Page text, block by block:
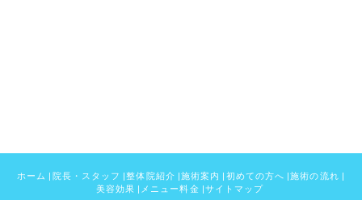
ホーム | 院長・スタッフ |整体院紹介 |施術案内 | 初めての方へ |施術の流れ |
美容効果 | メニュー料金 |サイトマップ